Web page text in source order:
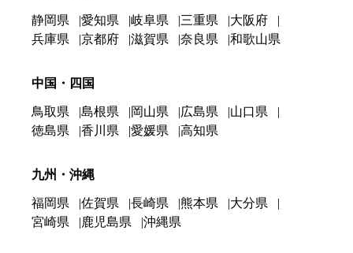
静岡県 愛知県 岐阜県 三重県
大阪府
兵庫県
京都府 滋賀県 奈良県 和歌山県
中国・四国
鳥取県 島根県 岡山県 広島県
山口県
徳島県
香川県 愛媛県 高知県
九州・沖縄
福岡県 佐賀県 長崎県 熊本県
大分県
宮崎県
鹿児島県 沖縄県